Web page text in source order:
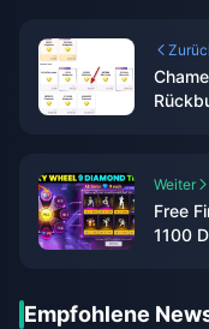
Weiter
Free
1100
Empfohlene